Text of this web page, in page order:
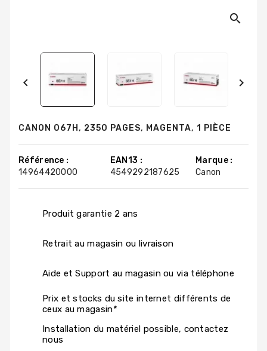
search
 
CANON 067H, 2350 PAGES, MAGENTA, 1 PIÈCE
Référence :
14964420000
EAN13 :
4549292187625
Marque :
Canon
Produit garantie 2 ans
Retrait au magasin ou livraison
Aide et Support au magasin ou via téléphone
Prix et stocks du site internet différents de
ceux au magasin*
Installation du matériel possible, contactez
nous